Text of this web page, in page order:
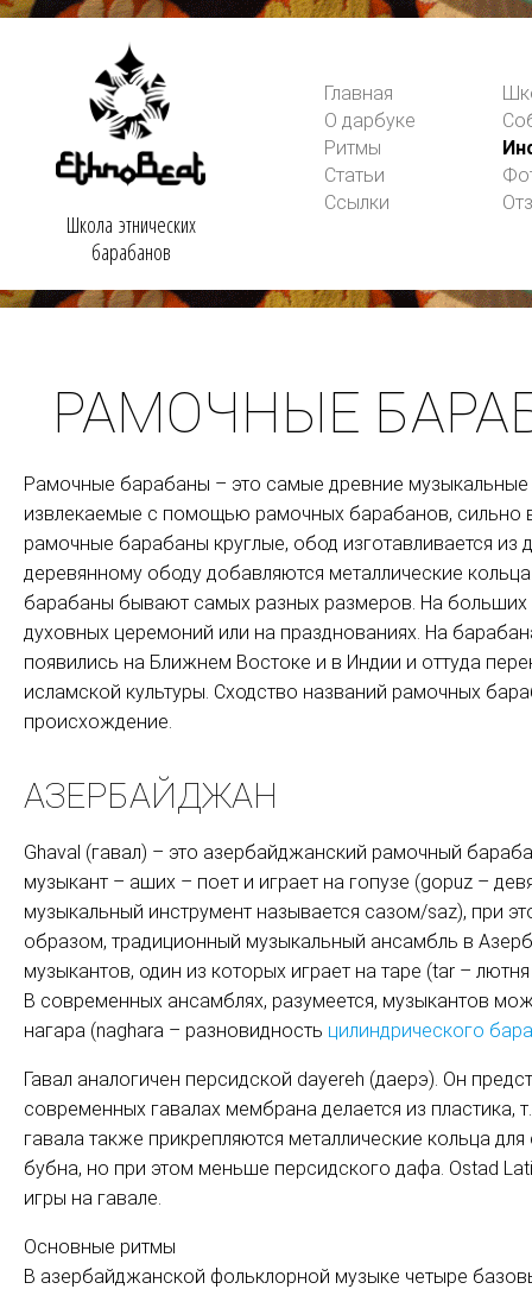
Школа этнических
барабанов
Главная
О дарбуке
Ритмы
Статьи
Ссылки
РАМОЧНЫЕ
Рамочные барабаны – это самые древние
извлекаемые с помощью рамочных барабанов, сильно
рамочные барабаны круглые, обод изготавливается
деревянному ободу добавляются металлические
барабаны бывают самых разных размеров. На
духовных церемоний или на празднованиях. На
появились на Ближнем Востоке и в Индии и оттуда
исламской культуры. Сходство названий рамочных
происхождение.
АЗЕРБАЙДЖАН
Ghaval (гавал) – это азербайджанский рамочный
музыкант – аших – поет и играет на гопузе (gopuz –
музыкальный инструмент называется сазом/saz), при
образом, традиционный музыкальный ансамбль в
музыкантов, один из которых играет на таре (tar –
В современных ансамблях, разумеется, музыкантов
нагара (naghara – разновидность цилиндрического
Гавал аналогичен персидской dayereh (даерэ). Он
современных гавалах мембрана делается из
гавала также прикрепляются металлические кольца
бубна, но при этом меньше персидского дафа. Ostad
игры на гавале.
Основные ритмы
В азербайджанской фольклорной музыке четыре